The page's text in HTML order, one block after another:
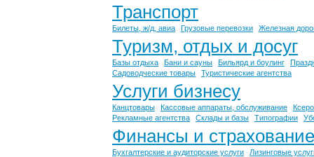
Транспорт
Билеты, ж/д, авиа Грузовые перевозки Железная
Туризм, отдых и досуг
Базы отдыха Бани и сауны Бильярд и боулинг
Садоводческие товары
Туристические агентства
Услуги бизнесу
Канцтовары Кассовые аппараты, обслуживание
Рекламные агентства
Склады и базы Типографии
Финансы и страхование
Бухгалтерские и аудиторские услуги Лизинговые